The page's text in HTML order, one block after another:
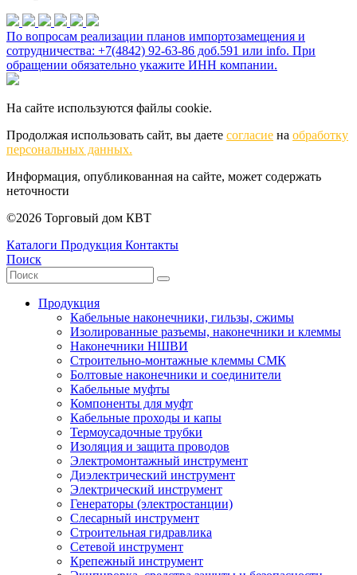
По вопросам реализации планов импортозамещения и
сотрудничества: +7(4842) 92-63-86 доб.591 или info. При
обращении обязательно укажите ИНН компании.
На сайте используются файлы cookie.
Продолжая использовать сайт, вы даете согласие на обработку
персональных данных.
Информация, опубликованная на сайте, может содержать
неточности
©2026 Торговый дом КВТ
Каталоги Продукция Контакты
Поиск
Продукция
Кабельные наконечники, гильзы, сжимы
Изолированные разъемы, наконечники и клеммы
Наконечники НШВИ
Строительно-монтажные клеммы СМК
Болтовые наконечники и соединители
Кабельные муфты
Компоненты для муфт
Кабельные проходы и капы
Термоусадочные трубки
Изоляция и защита проводов
Электромонтажный инструмент
Диэлектрический инструмент
Электрический инструмент
Генераторы (электростанции)
Слесарный инструмент
Строительная гидравлика
Сетевой инструмент
Крепежный инструмент